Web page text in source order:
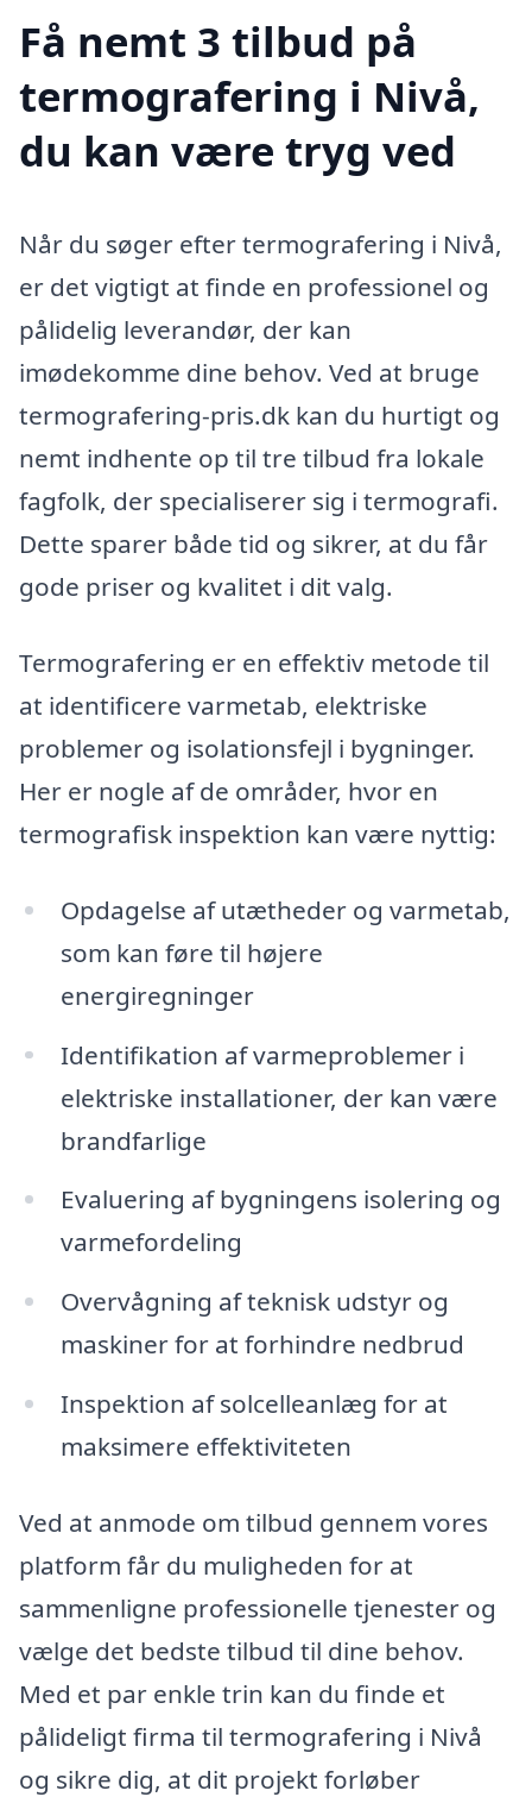
Få nemt 3 tilbud på
termografering i Nivå,
du kan være tryg ved
Når du søger efter termografering i Nivå,
er det vigtigt at finde en professionel og
pålidelig leverandør, der kan
imødekomme dine behov. Ved at bruge
termografering-pris.dk kan du hurtigt og
nemt indhente op til tre tilbud fra lokale
fagfolk, der specialiserer sig i termografi.
Dette sparer både tid og sikrer, at du får
gode priser og kvalitet i dit valg.
Termografering er en effektiv metode til
at identificere varmetab, elektriske
problemer og isolationsfejl i bygninger.
Her er nogle af de områder, hvor en
termografisk inspektion kan være nyttig:
Opdagelse af utætheder og varmetab,
som kan føre til højere
energiregninger
Identifikation af varmeproblemer i
elektriske installationer, der kan være
brandfarlige
Evaluering af bygningens isolering og
varmefordeling
Overvågning af teknisk udstyr og
maskiner for at forhindre nedbrud
Inspektion af solcelleanlæg for at
maksimere effektiviteten
Ved at anmode om tilbud gennem vores
platform får du muligheden for at
sammenligne professionelle tjenester og
vælge det bedste tilbud til dine behov.
Med et par enkle trin kan du finde et
pålideligt firma til termografering i Nivå
og sikre dig, at dit projekt forløber